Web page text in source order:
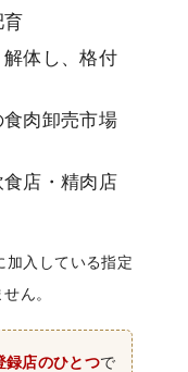
体し、格付
肉卸売市場
店・精肉店
加入している指定
ん。
録店のひとつで